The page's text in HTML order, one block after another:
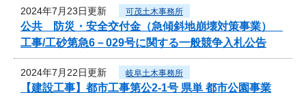
2024年7月23日更新 可茂土木事務所
公共 防災・安全交付金（急傾斜地崩壊対策事業）
工事/工砂第急6－029号に関する一般競争入札公告
2024年7月22日更新 岐阜土木事務所
【建設工事】都市工事第公2-1号 県単 都市公園事業